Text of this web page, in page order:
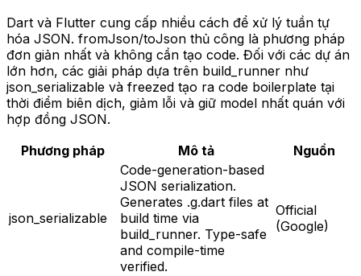
Dart và Flutter cung cấp nhiều cách để xử lý tuần tự
hóa JSON. fromJson/toJson thủ công là phương pháp
đơn giản nhất và không cần tạo code. Đối với các dự án
lớn hơn, các giải pháp dựa trên build_runner như
json_serializable và freezed tạo ra code boilerplate tại
thời điểm biên dịch, giảm lỗi và giữ model nhất quán với
hợp đồng JSON.
Phương pháp
Mô tả Nguồn
json_serializable
Code-generation-based
JSON serialization.
Generates .g.dart files at
build time via
build_runner. Type-safe
and compile-time
verified.
Official
(Google)